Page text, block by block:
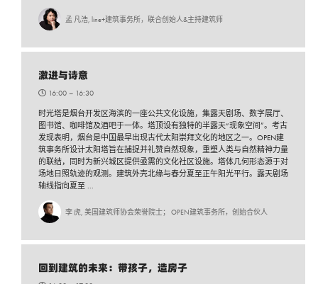
孟 凡浩, line+建筑事务所，联合创始人&主持建筑师
激进与诗意
16:00 – 16:30
时光塔是烟台开发区海滨的一座公共文化设施，集露天剧场、数字展厅、
图书馆、咖啡馆及酒吧于一体。塔顶设有独特的半露天“现象空间”。考古
发现表明，烟台是中国最早出现古代太阳崇拜文化的地区之一。OPEN建
筑事务所设计太阳塔旨在捕捉并礼赞自然现象，重塑人类与自然精神力量
的联结，同时为新兴城区提供亟需的文化社区设施。塔体几何形态源于对
场地日照轨迹的观测。建筑外壳北缘与春分夏至正午阳光平行。露天剧场
轴线指向夏至 ...
李 虎, 美国建筑师协会荣誉院士； OPEN建筑事务所，创始合伙人
回到建筑的未来：带孩子，造房子